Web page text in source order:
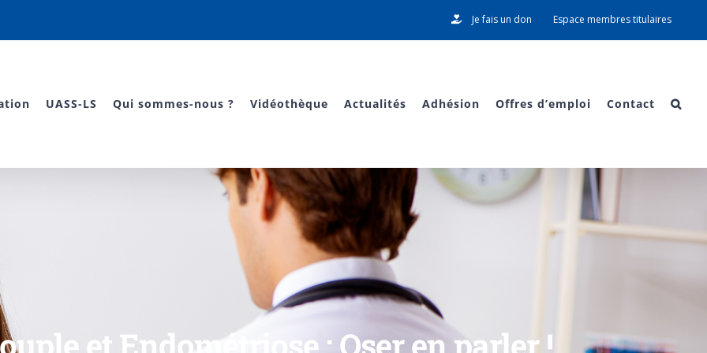
Je fais un don Espace membres titulaires
UASS-LS Qui sommes-nous ? Vidéothèque Actualités Adhésion Offres d’emploi Contact